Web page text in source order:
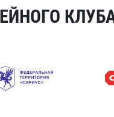
КЛУБА